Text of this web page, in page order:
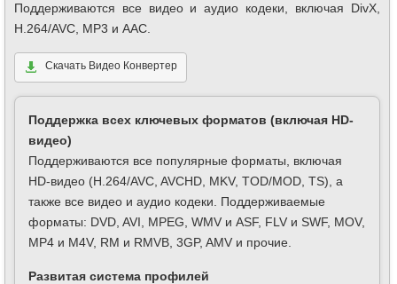
Поддерживаются все видео и аудио кодеки, включая DivX,
H.264/AVC, MP3 и AAC.
Скачать Видео Конвертер
Поддержка всех ключевых форматов (включая HD-
видео)
Поддерживаются все популярные форматы, включая
HD-видео (H.264/AVC, AVCHD, MKV, TOD/MOD, TS), а
также все видео и аудио кодеки. Поддерживаемые
форматы: DVD, AVI, MPEG, WMV и ASF, FLV и SWF, MOV,
MP4 и M4V, RM и RMVB, 3GP, AMV и прочие.
Развитая система профилей